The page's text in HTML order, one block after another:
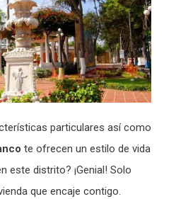
particulares así como
te ofrecen un estilo de vida
este distrito? ¡Genial! Solo
que encaje contigo.